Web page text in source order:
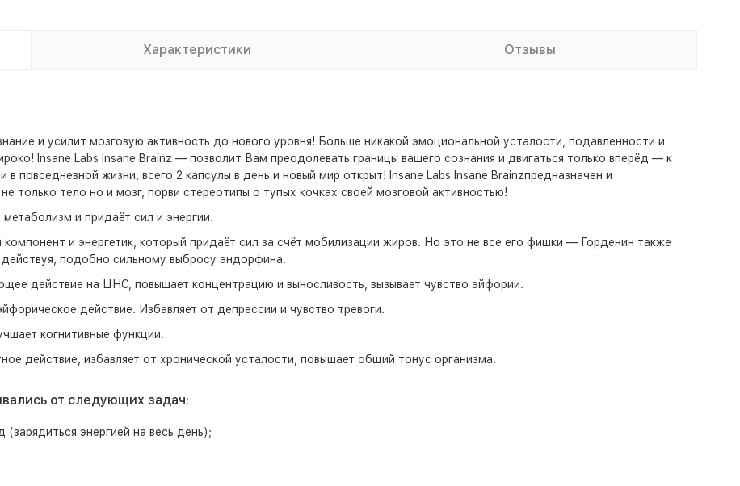
Характеристики Отзывы
и усилит мозговую активность до нового уровня! Больше никакой эмоциональной усталости, подавленности и
Insane Labs Insane Brainz — позволит Вам преодолевать границы вашего сознания и двигаться только вперёд — к
повседневной жизни, всего 2 капсулы в день и новый мир открыт! Insane Labs Insane Brainzпредназначен и
только тело но и мозг, порви стереотипы о тупых кочках своей мозговой активностью!
и придаёт сил и энергии.
и энергетик, который придаёт сил за счёт мобилизации жиров. Но это не все его фишки — Горденин также
подобно сильному выбросу эндорфина.
действие на ЦНС, повышает концентрацию и выносливость, вызывает чувство эйфории.
действие. Избавляет от депрессии и чувство тревоги.
когнитивные функции.
действие, избавляет от хронической усталости, повышает общий тонус организма.
от следующих задач:
энергией на весь день);